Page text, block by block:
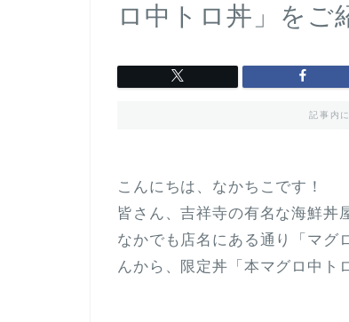
ロ中トロ丼」をご
記事内
こんにちは、なかちこです！
皆さん、吉祥寺の有名な海鮮丼
なかでも店名にある通り「マグ
んから、限定丼「本マグロ中ト